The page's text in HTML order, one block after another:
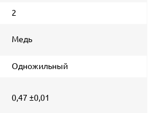
2
Медь
Одножильный
0,47 ±0,01